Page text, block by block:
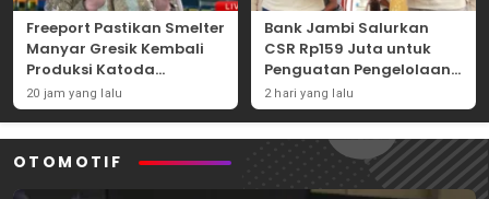
Freeport Pastikan Smelter
Manyar Gresik Kembali
Produksi Katoda
Tembaga Mulai
September 2026
20 jam yang lalu
Bank Jambi Salurkan
CSR Rp159 Juta untuk
Penguatan Pengelolaan
Sampah di Tanjung
Jabung Barat
2 hari yang lalu
OTOMOTIF